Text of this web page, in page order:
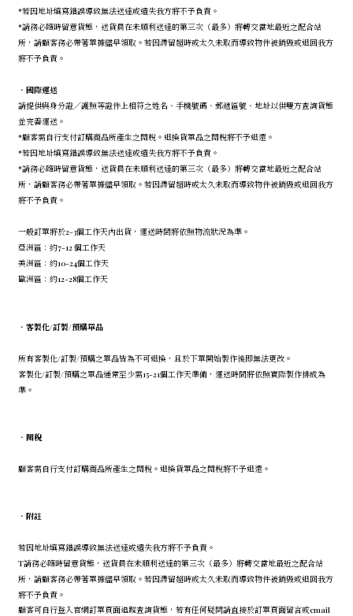
*若因地址填寫錯誤導致無法送達或遺失我方將不予負責。
*請務必隨時留意貨態，送貨員在未順利送達的第三次（最多）將轉交當地最近之配合站
所，請顧客務必帶著單據儘早領取。若因滯留超時或太久未取而導致物件被銷毀或退回我方
將不予負責。
． 國際運送
請提供與身分證／護照等證件上相符之姓名、手機號碼、郵遞區號、地址以供雙方查詢貨態
並完善運送。
*顧客需自行支付訂購商品所產生之關稅。退換貨單品之關稅將不予退還。
*若因地址填寫錯誤導致無法送達或遺失我方將不予負責。
*請務必隨時留意貨態，送貨員在未順利送達的第三次（最多）將轉交當地最近之配合站
所，請顧客務必帶著單據儘早領取。若因滯留超時或太久未取而導致物件被銷毀或退回我方
將不予負責。
一般訂單將於2-3個工作天內出貨，運送時間將依照物流狀況為準。
亞洲區：約7-12 個工作天
美洲區：約10-24個工作天
歐洲區：約12-28個工作天
． 客製化/訂製/預購單品
所有客製化/訂製/預購之單品皆為不可退換，且於下單開始製作後即無法更改。
客製化/訂製/預購之單品通常至少需15-21個工作天準備，運送時間將依照實際製作排成為
準。
． 關稅
顧客需自行支付訂購商品所產生之關稅。退換貨單品之關稅將不予退還。
． 附註
若因地址填寫錯誤導致無法送達或遺失我方將不予負責。
T請務必隨時留意貨態，送貨員在未順利送達的第三次（最多）將轉交當地最近之配合站
所，請顧客務必帶著單據儘早領取。若因滯留超時或太久未取而導致物件被銷毀或退回我方
將不予負責。
顧客可自行登入官網訂單頁面追蹤查詢貨態，若有任何疑問請直接於訂單頁面留言或email